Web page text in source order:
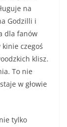
na
Godzilli i
dla fanów
czegoś
klisz.
To nie
w głowie
tylko